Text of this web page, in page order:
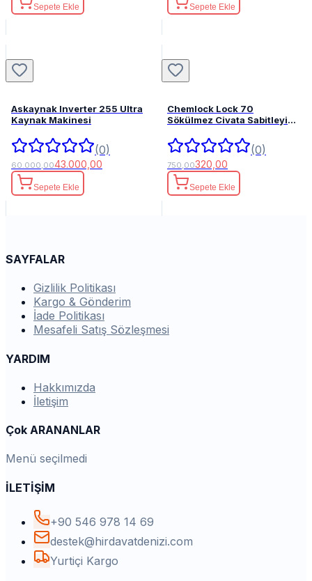
Sepete Ekle Sepete Ekle
Askaynak Inverter 255 Ultra
Kaynak Makinesi
(0)
60.000,0043.000,00
Sepete Ekle
Chemlock Lock 70
Sökülmez Civata Sabitleyici
(0)
750,00320,00
Sepete Ekle
SAYFALAR
Gizlilik Politikası
Kargo & Gönderim
İade Politikası
Mesafeli Satış Sözleşmesi
YARDIM
Hakkımızda
İletişim
Çok ARANANLAR
Menü seçilmedi
İLETİŞİM
+90 546 978 14 69
destek@hirdavatdenizi.com
Yurtiçi Kargo